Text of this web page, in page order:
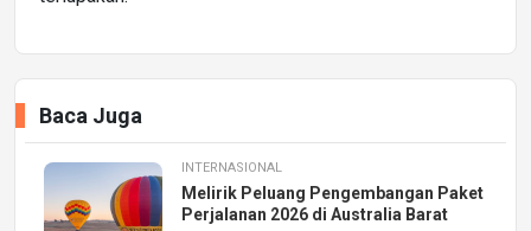
Baca Juga
INTERNASIONAL
Melirik Peluang Pengembangan Paket
Perjalanan 2026 di Australia Barat